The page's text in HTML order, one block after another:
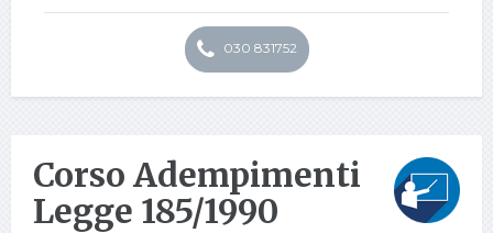
030 831752
Corso Adempimenti
Legge 185/1990